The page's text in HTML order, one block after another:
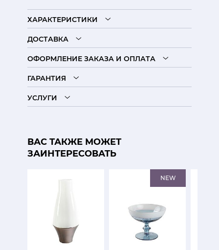
ХАРАКТЕРИСТИКИ
ДОСТАВКА
ОФОРМЛЕНИЕ ЗАКАЗА И ОПЛАТА
ГАРАНТИЯ
УСЛУГИ
ВАС ТАКЖЕ МОЖЕТ
ЗАИНТЕРЕСОВАТЬ
NEW